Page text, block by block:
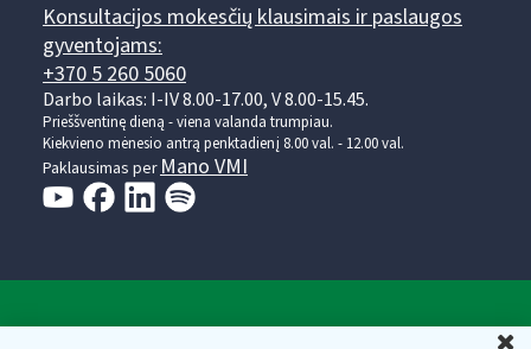
Konsultacijos mokesčių klausimais ir paslaugos
gyventojams:
+370 5 260 5060
Darbo laikas: I-IV 8.00-17.00, V 8.00-15.45.
Prieššventinę dieną - viena valanda trumpiau.
Kiekvieno mėnesio antrą penktadienį 8.00 val. - 12.00 val.
Paklausimas per Mano VMI